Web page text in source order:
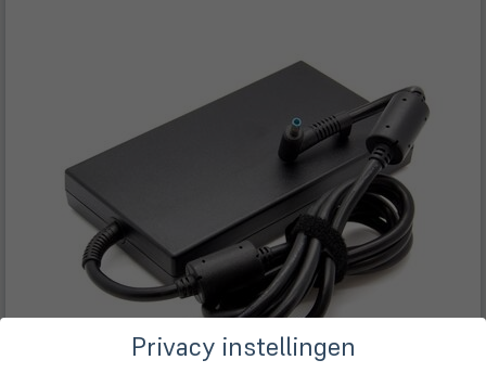
Privacy instellingen